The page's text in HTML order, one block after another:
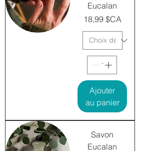
Eucalan
Prix
18,99 $CA
Ajouter
au panier
Savon
Eucalan